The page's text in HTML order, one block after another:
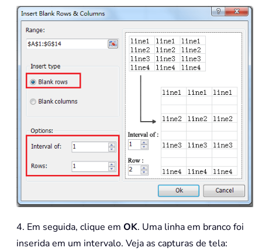
4. Em seguida, clique em OK. Uma linha em branco foi
inserida em um intervalo. Veja as capturas de tela: